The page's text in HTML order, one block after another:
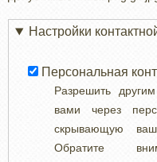
Настройки
Персональная
Разрешить
вами через
скрывающую
Обратите